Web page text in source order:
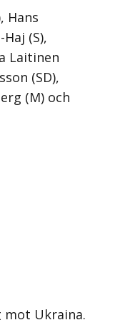
Hans
(S),
Laitinen
(SD),
(M) och
mot Ukraina.